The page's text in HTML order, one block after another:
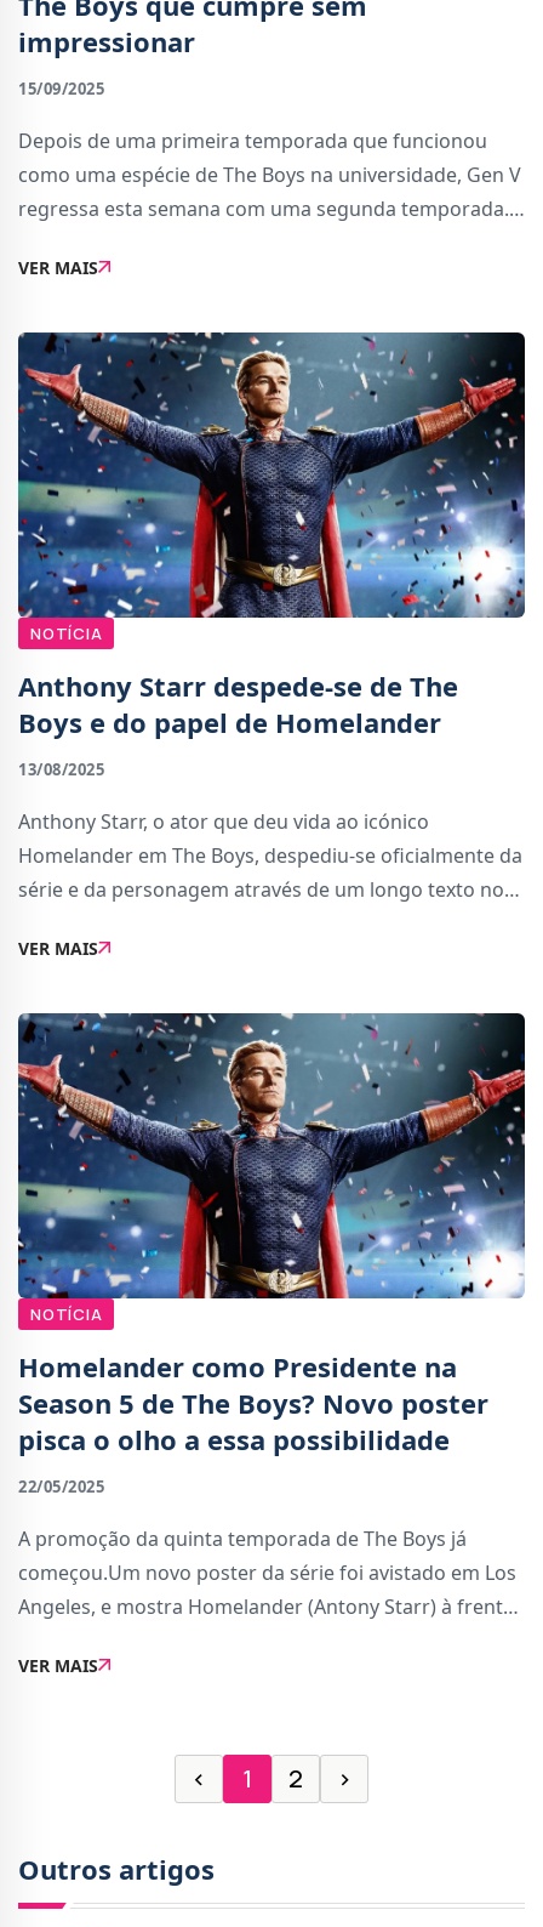
impressionar
15/09/2025
Depois de uma primeira temporada que funcionou
como uma espécie de The Boys na universidade, Gen V
regressa esta semana com uma segunda temporada.
superpoderes frequentam uma universidade
VER MAIS
NOTÍCIA
Anthony Starr despede-se de The
Boys e do papel de Homelander
13/08/2025
Anthony Starr, o ator que deu vida ao icónico
Homelander em The Boys, despediu-se oficialmente da
série e da personagem através de um longo texto no
gravações da próxima temporada, que será também a
VER MAIS
NOTÍCIA
Homelander como Presidente na
Season 5 de The Boys? Novo poster
pisca o olho a essa possibilidade
22/05/2025
A promoção da quinta temporada de The Boys já
começou.Um novo poster da série foi avistado em Los
Angeles, e mostra Homelander (Antony Starr) à frente
bandeira dos Estados Unidos. Mas o deta
VER MAIS
‹ 1 2 ›
Outros artigos